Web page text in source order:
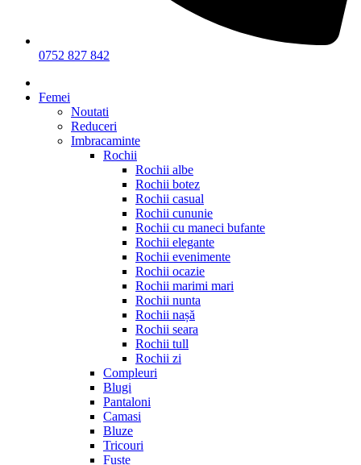
0752 827 842
Femei
Noutati
Reduceri
Imbracaminte
Rochii
Rochii albe
Rochii botez
Rochii casual
Rochii cununie
Rochii cu maneci bufante
Rochii elegante
Rochii evenimente
Rochii ocazie
Rochii marimi mari
Rochii nunta
Rochii nașă
Rochii seara
Rochii tull
Rochii zi
Compleuri
Blugi
Pantaloni
Camasi
Bluze
Tricouri
Fuste